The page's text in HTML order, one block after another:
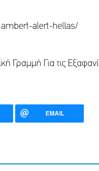
alert-hellas/
Για τις
EMAIL